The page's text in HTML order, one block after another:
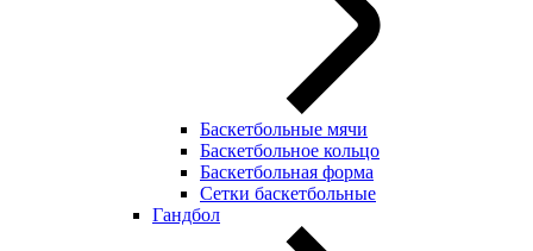
Баскетбольные мячи
Баскетбольное кольцо
Баскетбольная форма
Сетки баскетбольные
Гандбол